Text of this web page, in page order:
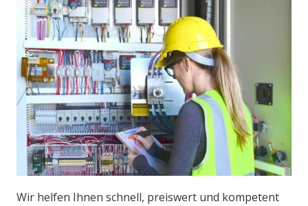
Wir helfen Ihnen schnell, preiswert und kompetent